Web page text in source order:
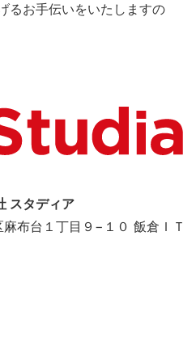
るお手伝いをいたしますの
スタディア
布台１丁目９−１０ 飯倉ＩＴ